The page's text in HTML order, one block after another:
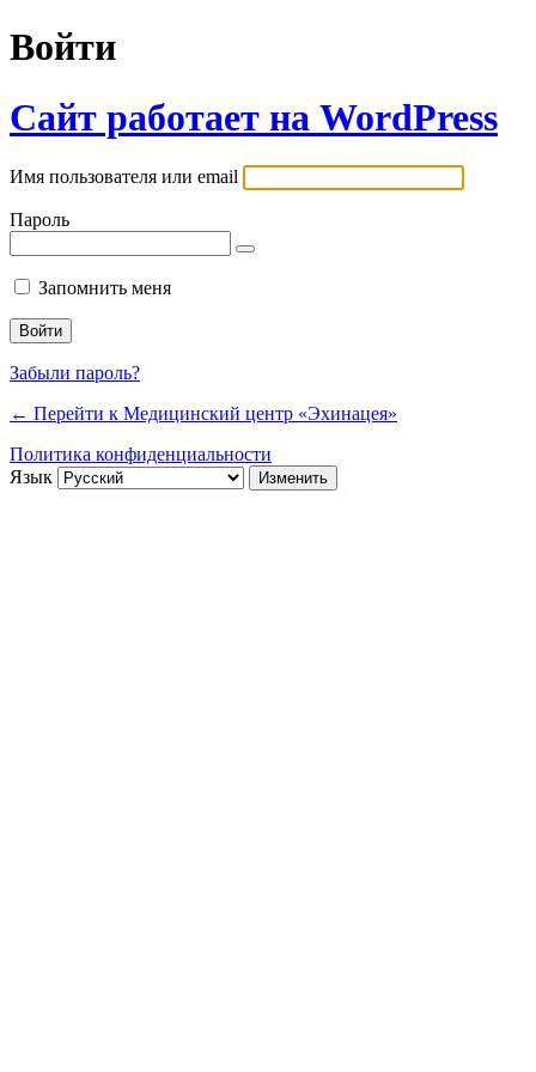
Войти
Сайт работает на WordPress
Имя пользователя или email
Пароль
Запомнить меня
Забыли пароль?
← Перейти к Медицинский центр «Эхинацея»
Политика конфиденциальности
Язык